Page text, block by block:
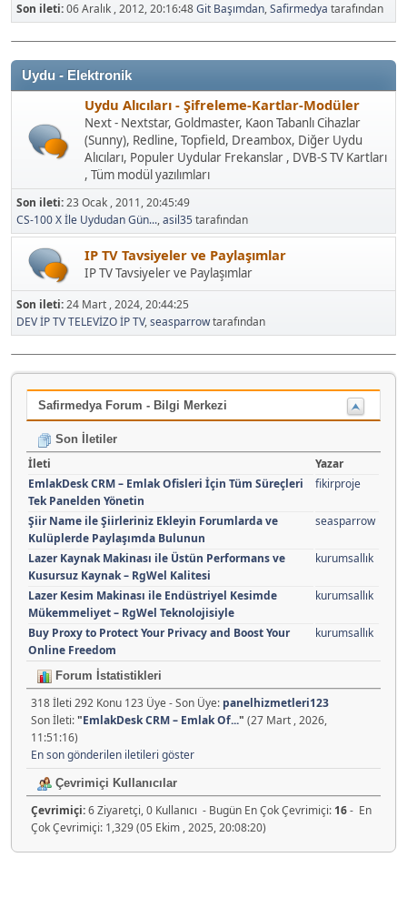
Son ileti:06 Aralık , 2012, 20:16:48Git Başımdan,Safirmedya tarafından
Uydu - Elektronik
Uydu Alıcıları - Şifreleme-Kartlar-Modüler
Next - Nextstar, Goldmaster, Kaon Tabanlı Cihazlar
(Sunny), Redline, Topfield, Dreambox, Diğer Uydu
Alıcıları, Populer Uydular Frekanslar , DVB-S TV Kartları
, Tüm modül yazılımları
Son ileti:23 Ocak , 2011, 20:45:49
CS-100 X İle Uydudan Gün...,asil35 tarafından
IP TV Tavsiyeler ve Paylaşımlar
IP TV Tavsiyeler ve Paylaşımlar
Son ileti:24 Mart , 2024, 20:44:25
DEV İP TV TELEVİZO İP TV,seasparrowtarafından
Safirmedya Forum - Bilgi Merkezi
Son İletiler
İleti
Yazar
EmlakDesk CRM – Emlak Ofisleri İçin Tüm Süreçleri
Tek Panelden Yönetin
fikirproje
Şiir Name ile Şiirleriniz Ekleyin Forumlarda ve
Kulüplerde Paylaşımda Bulunun
seasparrow
Lazer Kaynak Makinası ile Üstün Performans ve
Kusursuz Kaynak – RgWel Kalitesi
kurumsallık
Lazer Kesim Makinası ile Endüstriyel Kesimde
Mükemmeliyet – RgWel Teknolojisiyle
kurumsallık
Buy Proxy to Protect Your Privacy and Boost Your
Online Freedom
kurumsallık
Forum İstatistikleri
318 İleti 292 Konu 123 Üye - Son Üye: panelhizmetleri123
Son İleti:"EmlakDesk CRM – Emlak Of..." (27 Mart , 2026,
11:51:16)
En son gönderilen iletileri göster
Çevrimiçi Kullanıcılar
Çevrimiçi:6 Ziyaretçi, 0 Kullanıcı - Bugün En Çok Çevrimiçi: 16- En
Çok Çevrimiçi: 1,329 (05 Ekim , 2025, 20:08:20)